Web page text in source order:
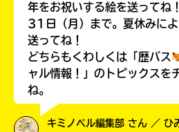
年をお祝いする絵を送って
31日（月）まで。夏休みに
送ってね！
どちらもくわしくは「歴バス
ャル情報！」のトピックスを
ね。
キミノベル編集部 さん ／ ひ